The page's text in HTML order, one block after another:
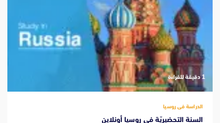
‫1 دقيقة للقراءة
الدراسة فى روسيا
السنة التحضيريّة في روسيا أونلاين